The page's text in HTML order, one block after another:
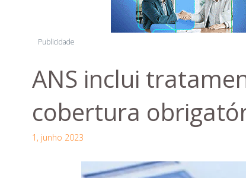
Publicidade
ANS inclui
cobertura
1, junho 2023